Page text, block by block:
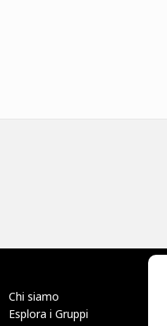
Chi siamo
Esplora i Gruppi